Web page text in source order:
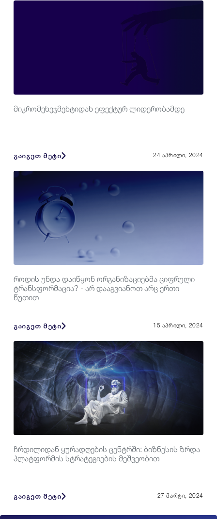
მიკრომენეჯმენტიდან ეფექტურ ლიდერობამდე
გაიგეთ მეტი 24 აპრილი, 2024
როდის უნდა დაიწყონ ორგანიზაციებმა ციფრული
ტრანსფორმაცია? - არ დააგვიანოთ არც ერთი
წუთით
გაიგეთ მეტი 15 აპრილი, 2024
ჩრდილიდან ყურადღების ცენტრში: ბიზნესის ზრდა
პლატფორმის სტრატეგიების მეშვეობით
გაიგეთ მეტი 27 მარტი, 2024